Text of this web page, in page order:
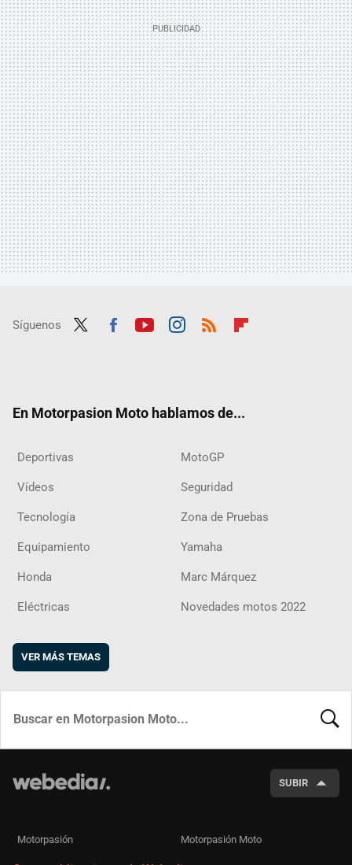
Síguenos
En Motorpasion Moto hablamos de...
Deportivas MotoGP
Vídeos Seguridad
Tecnología Zona de Pruebas
Equipamiento Yamaha
Honda Marc Márquez
Eléctricas Novedades motos 2022
VER MÁS TEMAS
SUBIR
Motorpasión Motorpasión Moto